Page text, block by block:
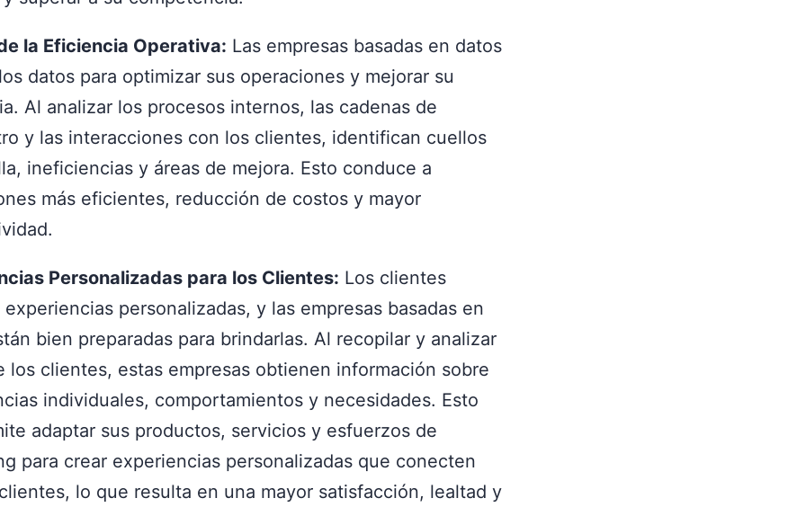
la Eficiencia Operativa: Las empresas basadas en datos
datos para optimizar sus operaciones y mejorar su
Al analizar los procesos internos, las cadenas de
y las interacciones con los clientes, identifican cuellos
ineficiencias y áreas de mejora. Esto conduce a
más eficientes, reducción de costos y mayor
Personalizadas para los Clientes: Los clientes
personalizadas, y las empresas basadas en
bien preparadas para brindarlas. Al recopilar y analizar
los clientes, estas empresas obtienen información sobre
individuales, comportamientos y necesidades. Esto
adaptar sus productos, servicios y esfuerzos de
para crear experiencias personalizadas que conecten
lo que resulta en una mayor satisfacción, lealtad y